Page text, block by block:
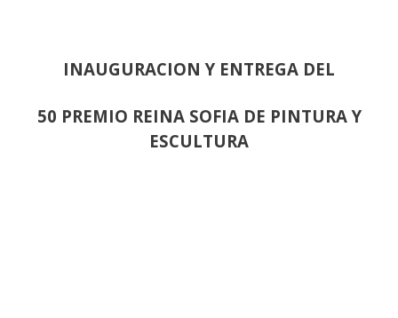
INAUGURACION Y ENTREGA DEL
50 PREMIO REINA SOFIA DE PINTURA Y
ESCULTURA